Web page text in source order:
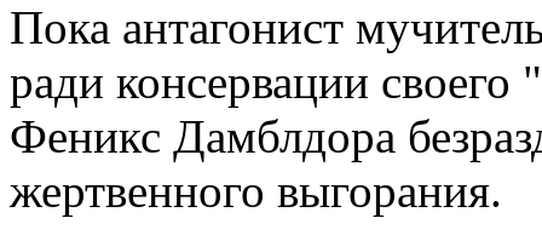
Пока антагонист
ради консервации своего
Феникс Дамблдора
жертвенного выгорания.